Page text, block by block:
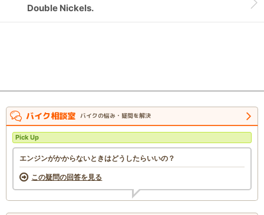
Double Nickels.
バイク相談室 バイクの悩み・疑問を解決
Pick Up
エンジンがかからないときはどうしたらいいの？
この疑問の回答を見る